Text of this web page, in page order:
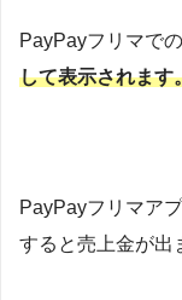
PayPayフリマで
して表示されます
PayPayフリマア
すると売上金が出